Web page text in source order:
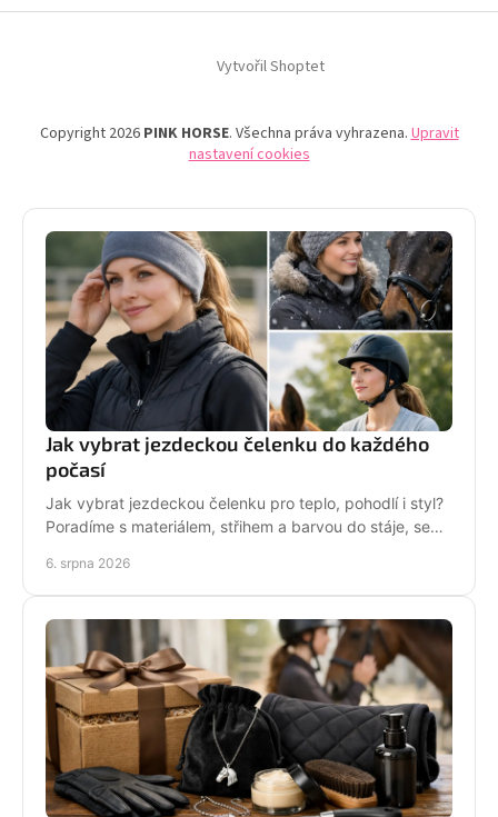
Vytvořil Shoptet
Copyright 2026 PINK HORSE. Všechna práva vyhrazena. Upravit
nastavení cookies
Jak vybrat jezdeckou čelenku do každého
počasí
Jak vybrat jezdeckou čelenku pro teplo, pohodlí i styl?
Poradíme s materiálem, střihem a barvou do stáje, sedla
6. srpna 2026